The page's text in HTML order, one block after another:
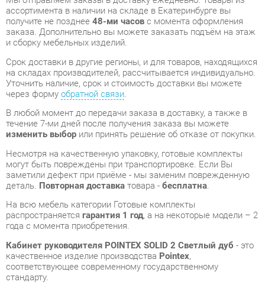
Срок доставки в другие регионы, и для товаров, находящихся
на складах производителей, рассчитывается индивидуально.
Уточнить наличие, срок и стоимость доставки вы можете
через формуобратной связи.
В любой момент до передачи заказа в доставку, а также в
течение 7-ми дней после получения заказа вы можете
изменить выборили принять решение об отказе от покупки.
могут быть повреждены при транспортировке. Если Вы
заметили дефект при приёме - мы заменим поврежденную
деталь.Повторная доставкатовара -бесплатна.
На всю мебель категории Готовые комплекты
распространяетсягарантия 1 год, а на некоторые модели – 2
года с момента приобретения.
Кабинет руководителя POINTEX SOLID 2 Светлый дуб
качественное изделие производстваPointex,
соответствующее современному государственному
стандарту.
Надеемся, вы останетесь довольны вашим приобретением, и
будем рады, если вы оставите отзыв об опыте его
использования, который поможет сориентироваться нашим
будущим покупателям.